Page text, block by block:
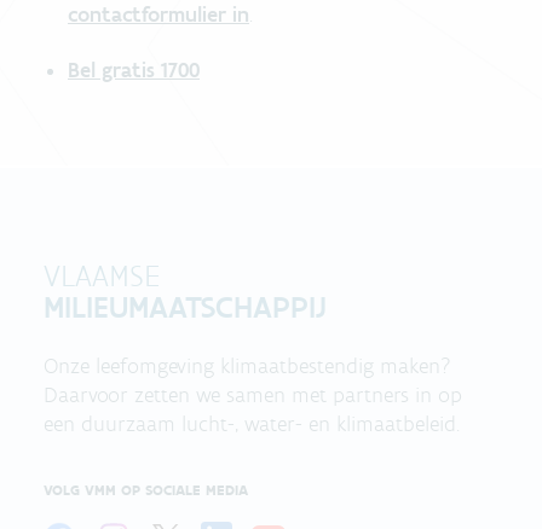
contactformulier in.
Bel gratis 1700
VLAAMSE
MILIEUMAATSCHAPPIJ
Onze leefomgeving klimaatbestendig maken?
Daarvoor zetten we samen met partners in op
een duurzaam lucht-, water- en klimaatbeleid.
VOLG VMM OP SOCIALE MEDIA